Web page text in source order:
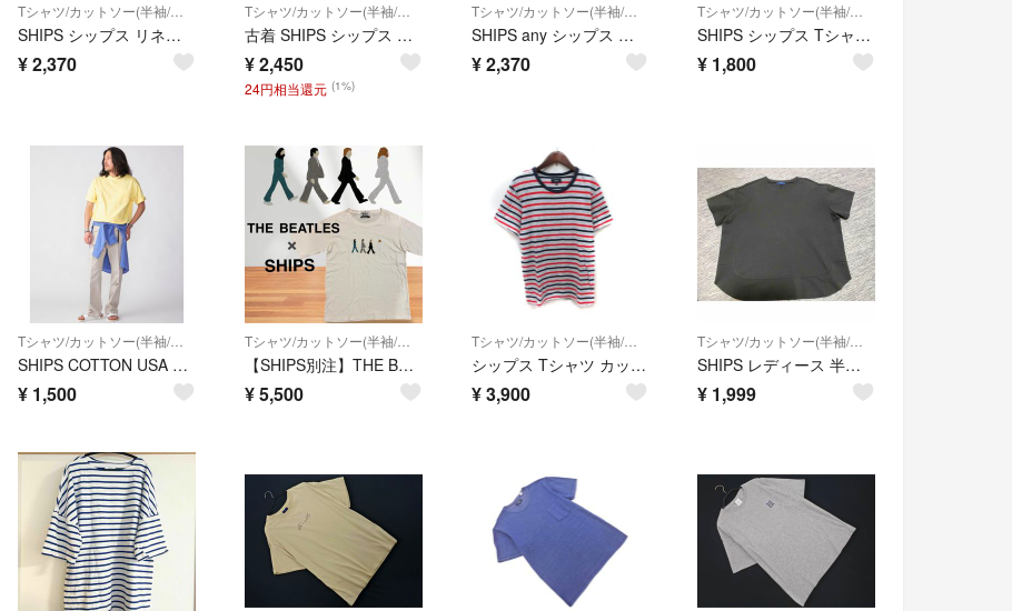
Tシャツ/カットソー(半袖/袖なし)
SHIPS シップス リネン100% ポケット クルーネック プルオーバー カットソー sizeM/濃紺 ■◆ メンズ
¥2,370
Tシャツ/カットソー(半袖/袖なし)
古着 SHIPS シップス 日本製 半袖 Vネック Tシャツ S ネイビー メンズ
¥2,450
24円相当還元 (1%)
Tシャツ/カットソー(半袖/袖なし)
SHIPS any シップス エニィ カットソー sizeL/ベージュ ■◆ メンズ
¥2,370
Tシャツ/カットソー(半袖/袖なし)
SHIPS シップス Tシャツ・カットソー M ベージュ 【古着】【中古】【送料無料】
¥ 1,800
Tシャツ/カットソー(半袖/袖なし)
SHIPS COTTON USA ポケットTシャツ イエロー
¥ 1,500
Tシャツ/カットソー(半袖/袖なし)
【SHIPS別注】THE BEATLES アビイロード刺繍Tシャツ XL
¥5,500
Tシャツ/カットソー(半袖/袖なし)
シップス Tシャツ カットソー ボーダー 半袖 S マルチカラー /YI
¥3,900
Tシャツ/カットソー(半袖/袖なし)
SHIPS レディース 半袖Tシャツ ブラック
¥ 1,999